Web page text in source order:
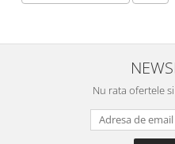
• Cadou pentru mutare
• Cadou personalizat cu
Un breloc mic, dar cu
zilnic și va aduce un
Nu rata ofertele